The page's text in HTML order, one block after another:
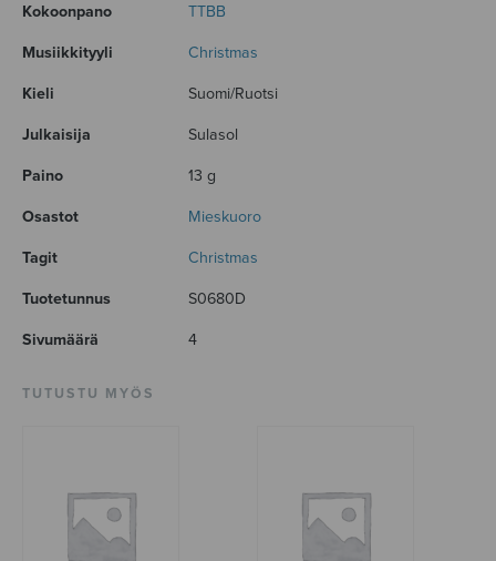
Kokoonpano TTBB
Musiikkityyli Christmas
Kieli Suomi/Ruotsi
Julkaisija Sulasol
Paino 13 g
Osastot Mieskuoro
Tagit Christmas
Tuotetunnus S0680D
Sivumäärä 4
TUTUSTU MYÖS